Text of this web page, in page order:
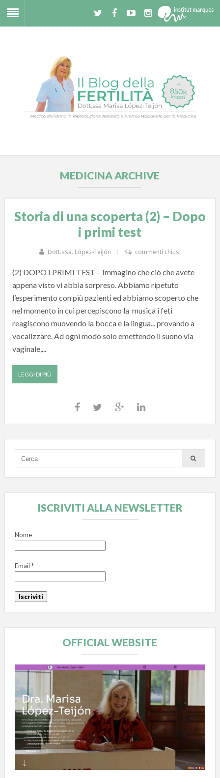
MEDICINA ARCHIVE
Storia di una scoperta (2) – Dopo
i primi test
Dott.ssa. López-Teijón commenti chiusi
(2) DOPO I PRIMI TEST – Immagino che ciò che avete
appena visto vi abbia sorpreso. Abbiamo ripetuto
l’esperimento con più pazienti ed abbiamo scoperto che
nel momento in cui percepiscono la musica i feti
reagiscono muovendo la bocca e la lingua... provando a
vocalizzare. Ad ogni modo solo emettendo il suono via
vaginale,...
LEGGI DI PIÙ
ISCRIVITI ALLA NEWSLETTER
Nome
Email *
OFFICIAL WEBSITE